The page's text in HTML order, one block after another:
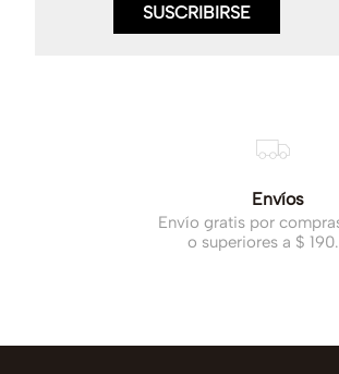
SUSCRIBIRSE
Envíos
Envío gratis por
o superiores a $